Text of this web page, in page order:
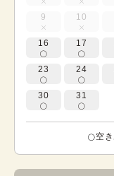
9 10
16 17
23 24
30 31
空